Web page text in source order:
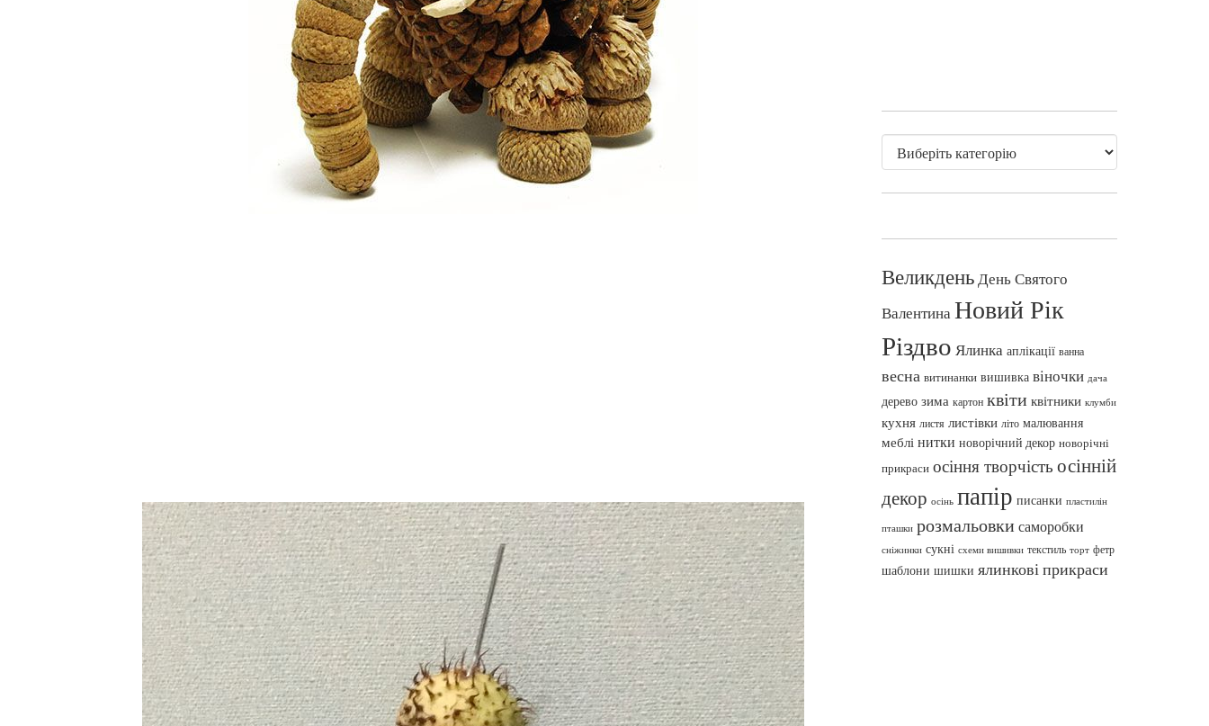
ВеликденьДень Святого
ВалентинаНовий Рік
Різдво Ялинка аплікації ванна
весна витинанки вишивка віночки дача
дерево зима картон квіти квітники клумби
кухня листя листівки літо малювання
меблі нитки новорічний декор новорічні
прикраси осіння творчість осінній
декор осінь папір писанки пластилін
пташки розмальовки саморобки
сніжинки сукні схеми вишивки текстиль торт фетр
шаблони шишки ялинкові прикраси